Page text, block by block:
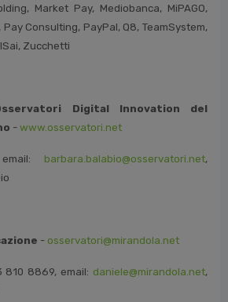
Market Pay, Mediobanca, MiPAGO,
Pay Consulting, PayPal, Q8, TeamSystem,
Zucchetti
Digital Innovation del
- www.osservatori.net
barbara.balabio@osservatori.net,
- osservatori@mirandola.net
810 8869, email: daniele@mirandola.net,